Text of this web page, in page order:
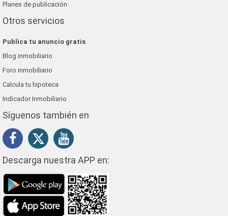
Planes de publicación
Otros servicios
Publica tu anuncio gratis
Blog inmobiliario
Foro inmobiliario
Calcula tu hipoteca
Indicador Inmobiliario
Síguenos también en
Descarga nuestra APP en: